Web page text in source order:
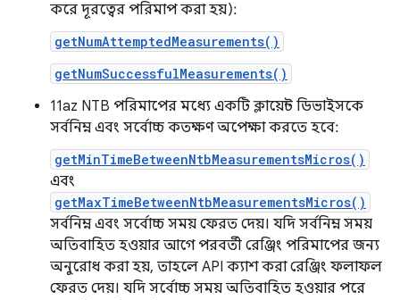
করে দূরত্বের পরিমাপ করা হয়):
getNumAttemptedMeasurements()
getNumSuccessfulMeasurements()
11az NTB পরিমাপের মধ্যে একটি ক্লায়েন্ট ডিভাইসকে
সর্বনিম্ন এবং সর্বোচ্চ কতক্ষণ অপেক্ষা করতে হবে:
getMinTimeBetweenNtbMeasurementsMicros()
এবং
getMaxTimeBetweenNtbMeasurementsMicros()
সর্বনিম্ন এবং সর্বোচ্চ সময় ফেরত দেয়। যদি সর্বনিম্ন সময়
অতিবাহিত হওয়ার আগে পরবর্তী রেঞ্জিং পরিমাপের জন্য
অনুরোধ করা হয়, তাহলে API ক্যাশ করা রেঞ্জিং ফলাফল
ফেরত দেয়। যদি সর্বোচ্চ সময় অতিবাহিত হওয়ার পরে